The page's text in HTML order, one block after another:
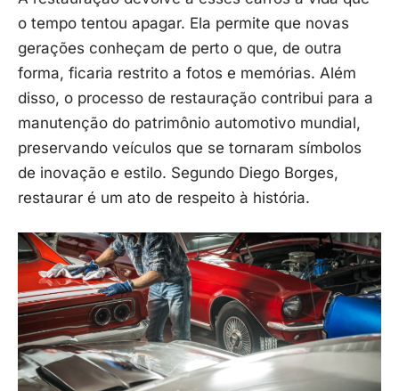
o tempo tentou apagar. Ela permite que novas
gerações conheçam de perto o que, de outra
forma, ficaria restrito a fotos e memórias. Além
disso, o processo de restauração contribui para a
manutenção do patrimônio automotivo mundial,
preservando veículos que se tornaram símbolos
de inovação e estilo. Segundo Diego Borges,
restaurar é um ato de respeito à história.